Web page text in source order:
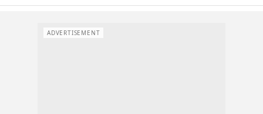
ADVERTISEMENT